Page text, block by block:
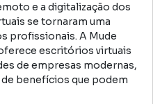
e a digitalização dos
se tornaram uma
profissionais. A Mude
escritórios virtuais
de empresas modernas,
benefícios que podem